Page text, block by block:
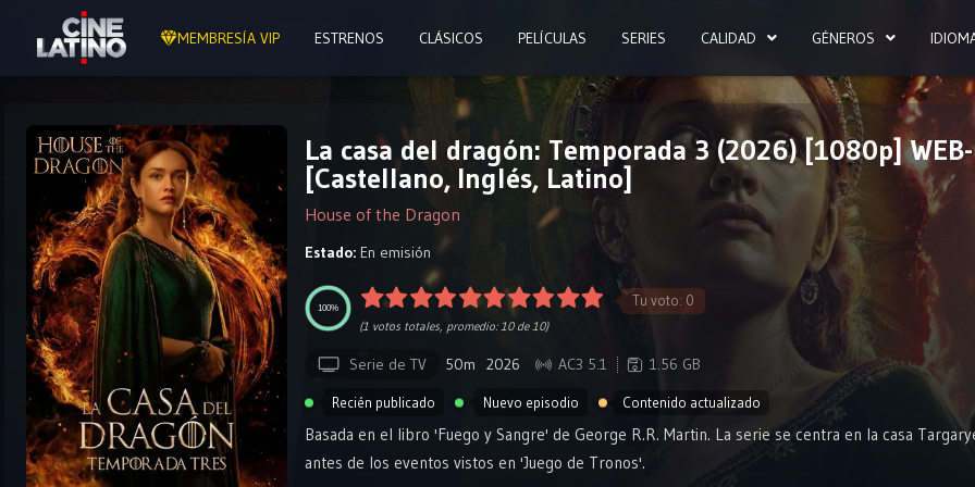
MEMBRESÍA VIP ESTRENOS CLÁSICOS PELÍCULAS SERIES CALIDAD GÉNEROS
La casa del dragón: Temporada 3 (2026) [1080p]
[Castellano, Inglés, Latino]
House of the Dragon
Estado: En emisión
100% Tu voto: 0
(1 votos totales, promedio: 10de 10)
Serie de TV 50m 2026 AC3 5.1 1.56 GB
Recién publicado Nuevo episodio Contenido actualizado
Basada en el libro 'Fuego y Sangre' de George R.R. Martin. La serie se centra en la casa
antes de los eventos vistos en 'Juego de Tronos'.